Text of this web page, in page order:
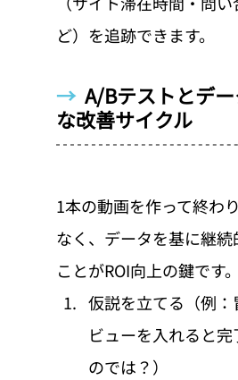
ど）を追跡できます。
→ A/Bテストとデ
な改善サイクル
1本の動画を作って終わ
なく、データを基に継続
ことがROI向上の鍵です。
仮説を立てる（例：
ビューを入れると
のでは？）